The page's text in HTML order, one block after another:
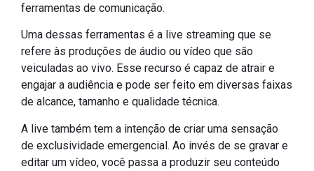
ferramentas de comunicação.
Uma dessas ferramentas é a live streaming que se
refere às produções de áudio ou vídeo que são
veiculadas ao vivo. Esse recurso é capaz de atrair e
engajar a audiência e pode ser feito em diversas faixas
de alcance, tamanho e qualidade técnica.
A live também tem a intenção de criar uma sensação
de exclusividade emergencial. Ao invés de se gravar e
editar um vídeo, você passa a produzir seu conteúdo